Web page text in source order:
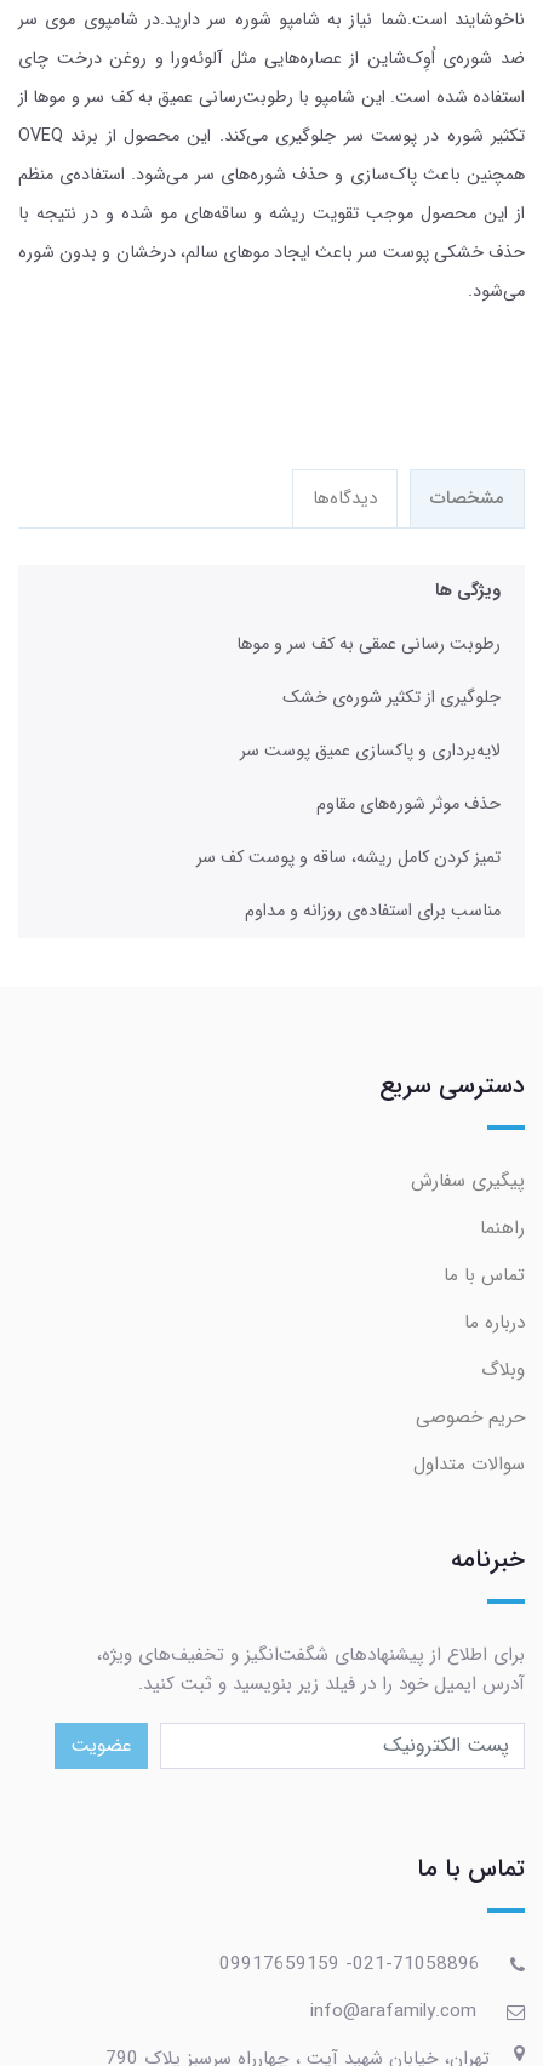
ناخوشایند است.شما نیاز به شامپو شوره سر دارید.در شامپوی موی سر
ضد شوره‌ی اُوِک‌شاین از عصاره‌هایی مثل آلوئه‌ورا و روغن درخت چای
استفاده شده است. این شامپو با رطوبت‌رسانی عمیق به کف سر و موها از
تکثیر شوره در پوست سر جلوگیری می‌کند. این محصول از برند OVEQ
همچنین باعث پاک‌سازی و حذف شوره‌های سر می‌شود. استفاده‌ی منظم
از این محصول موجب تقویت ریشه و ساقه‌‌های مو شده و در نتیجه با
حذف خشکی پوست سر باعث ایجاد موهای سالم، درخشان و بدون شوره
می‌شود.
مشخصات دیدگاه‌ها
ویژگی ها
رطوبت رسانی عمقی به کف سر و موها
جلوگیری از تکثیر شوره‌ی خشک
لایه‌برداری و پاکسازی عمیق پوست سر
حذف موثر شوره‌های مقاوم
تمیز کردن کامل ریشه، ساقه و پوست کف سر
مناسب برای استفاده‌ی روزانه و مداوم
دسترسی سریع
پیگیری سفارش
راهنما
تماس با ما
درباره ما
وبلاگ
حریم خصوصی
سوالات متداول
خبرنامه
برای اطلاع از پیشنهادهای شگفت‌انگیز و تخفیف‌های ویژه،
آدرس ایمیل خود را در فیلد زیر بنویسید و ثبت کنید.
عضویت
تماس با ما
تهران، خیابان شهید آیت ، چهارراه سرسبز پلاک 790